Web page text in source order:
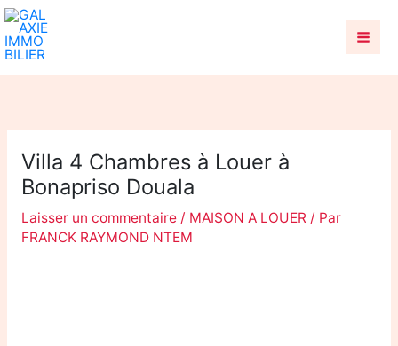
Aller
contenu
Villa 4 Chambres à Louer à
Bonapriso Douala
Laisser un commentaire / MAISON A LOUER/ Par
FRANCK RAYMOND NTEM